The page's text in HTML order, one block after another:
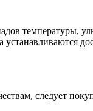
температуры,
устанавливаются
следует